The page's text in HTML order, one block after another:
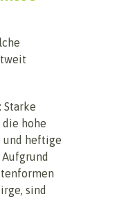
: Starke
hohe
und heftige
sind